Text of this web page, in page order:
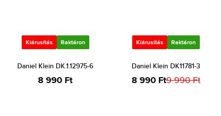
Kiárusítás Raktáron
Daniel Klein DK.1.12975-6
8 990 Ft
Kiárusítás Raktáron
Daniel Klein DK11781-3
8 990 Ft9 990 Ft